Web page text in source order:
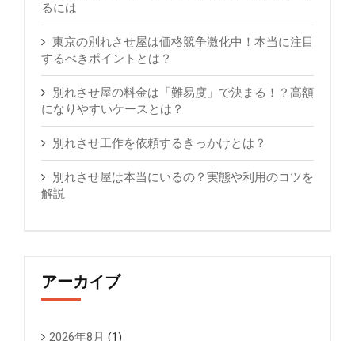
るには
東京の別れさせ屋は価格競争激化中！本当に注目
するべきポイントとは？
別れさせ屋の料金は「難易度」で決まる！？高額
になりやすいケースとは？
別れさせ工作を依頼するきっかけとは？
別れさせ屋は本当にいるの？実態や利用のコツを
解説
アーカイブ
2026年8月 (1)